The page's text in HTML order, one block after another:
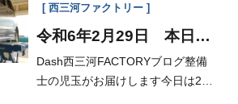
西三河ファクトリー
令和6年2月29日 本日の
ー交換
Dash西三河FACTORYブログ整備
士の児玉がお届けします今日は29